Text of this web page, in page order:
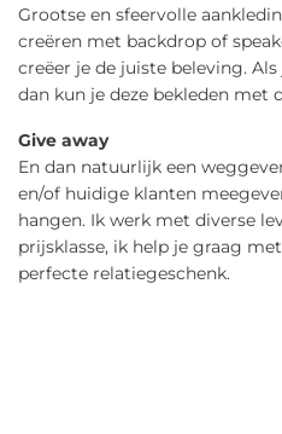
Grootse en sfeervolle
creëren met backdrop of
creëer je de juiste beleving.
dan kun je deze bekleden met
Give away
En dan natuurlijk een
en/of huidige klanten
hangen. Ik werk met diverse
prijsklasse, ik help je graag
perfecte relatiegeschenk.